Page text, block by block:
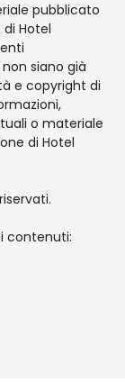
pubblicato
Hotel
siano già
e copyright di
o materiale
di Hotel
contenuti: